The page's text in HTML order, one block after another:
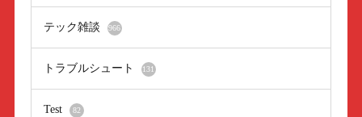
テック雑談 966
トラブルシュート 131
Test 82